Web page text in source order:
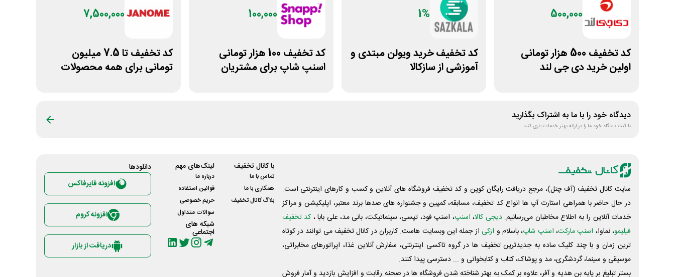
500,000
کد تخفیف 500 هزار تومانی
اولین خرید دی جی لند
1%
کد تخفیف خرید ویولن مبتدی و
آموزشی از سازکالا
100,000
کد تخفیف 100 هزار تومانی
اسنپ شاپ برای مشتریان
7,500,000
کد تخفیف تا 7.5 میلیون
تومانی برای همه محصولات
دیدگاه خود را با ما به اشتراک بگذارید
با ثبت دیدگاه خود ما را در ارائه بهتر خدمات یاری کنید
سایت کانال تخفیف (آف چنل)، مرجع دریافت رایگان کوپن و کد تخفیف فروشگاه های آنلاین و کسب و‌ کارهای اینترنتی است.
در حال حاضر با همراهی استارت آپ ها انواع کد تخفیف، مسابقه، کمپین و جشنواره های صدها برند معتبر، اپلیکیشن و مراکز
خدمات آنلاین را به اطلاع مخاطبان می‌رسانیم. دیجی کالا، اسنپ، اسنپ فود، تپسی، سینماتیکت، بانی مد، علی‌ بابا ، کد تخفیف
فیلیمو، نماوا، اسنپ مارکت، اسنپ شاپ، باسلام و ازکی از جمله این وبسایت ‌هاست. کاربران در کانال تخفیف می توانند در کوتاه
ترین زمان و با چند کلیک ساده به جدیدترین تخفیف ها در گروه تاکسی اینترنتی، سفارش آنلاین غذا، اپراتورهای مخابراتی،
موسیقی و سینما، گردشگری، مد و پوشاک، کتاب و کتابخوانی و ... دسترسی پیدا کنند.
بستر تبلیغ بر پایه بن هدیه و آفر، علاوه بر کمک به بهتر شناخته شدن فروشگاه ها در صحنه رقابت و افزایش بازدید و آمار فروش
با کانال تخفیف
تماس با ما
همکاری با ما
بلاگ کانال تخفیف
لینک‌های مهم
درباره ما
قوانین استفاده
حریم خصوصی
سوالات متداول
شبکه های
اجتماعی
دانلود‌ها
افزونه فایرفاکس
افزونه کروم
دریافت از بازار